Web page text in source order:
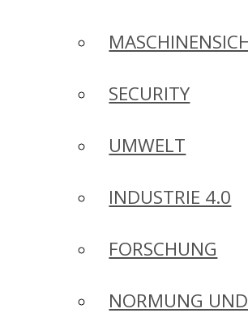
SECURITY
UMWELT
INDUSTRIE 4.0
FORSCHUNG
NORMUNG UND